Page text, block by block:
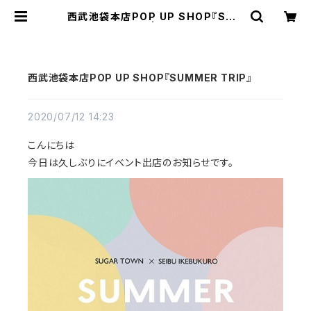
西武池袋本店POP UP SHOP『SUM
西武池袋本店POP UP SHOP『SUMMER TRIP』
2020/07/12 14:23
こんにちは
今日は久しぶりにイベント出店のお知らせです。